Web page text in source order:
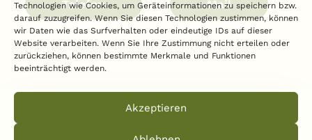
Technologien wie Cookies, um Geräteinformationen zu speichern bzw.
darauf zuzugreifen. Wenn Sie diesen Technologien zustimmen, können
wir Daten wie das Surfverhalten oder eindeutige IDs auf dieser
Website verarbeiten. Wenn Sie Ihre Zustimmung nicht erteilen oder
zurückziehen, können bestimmte Merkmale und Funktionen
beeinträchtigt werden.
Akzeptieren
Telefon Mail